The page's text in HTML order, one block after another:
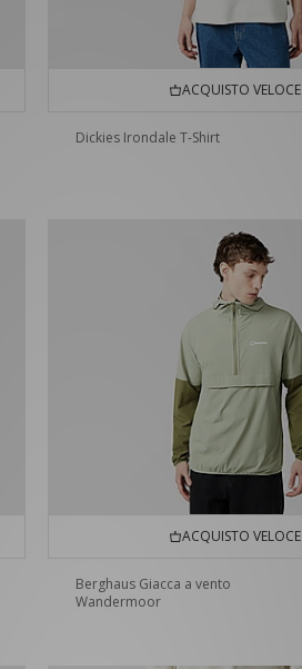
ACQUISTO VELOCE
Dickies Irondale T-Shirt
ACQUISTO VELOCE
Berghaus Giacca a vento
Wandermoor